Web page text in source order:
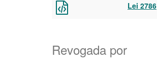
Lei 2786
Revogada por